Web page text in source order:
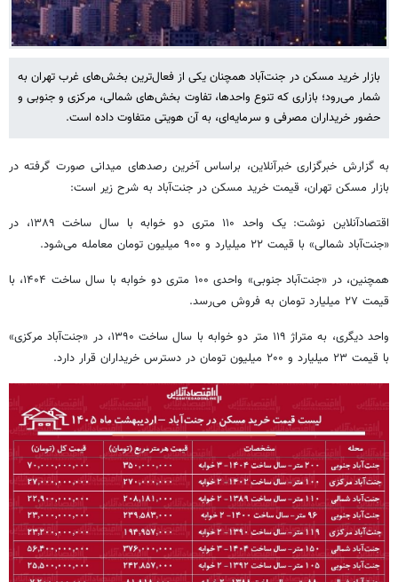
بازار خرید مسکن در جنت‌آباد همچنان یکی از فعال‌ترین بخش‌های غرب تهران به
شمار می‌رود؛ بازاری که تنوع واحدها، تفاوت بخش‌های شمالی، مرکزی و جنوبی و
حضور خریداران مصرفی و سرمایه‌ای، به آن هویتی متفاوت داده است.
به گزارش خبرگزاری خبرآنلاین، براساس آخرین رصدهای میدانی صورت گرفته در
بازار مسکن تهران، قیمت خرید مسکن در جنت‌آباد به شرح زیر است:
اقتصادآنلاین نوشت: یک واحد ۱۱۰ متری دو خوابه با سال ساخت ۱۳۸۹، در
«جنت‌آباد شمالی» با قیمت ۲۲ میلیارد و ۹۰۰ میلیون تومان معامله می‌شود.
همچنین، در «جنت‌آباد جنوبی» واحدی ۱۰۰ متری دو خوابه با سال ساخت ۱۴۰۴، با
قیمت ۲۷ میلیارد تومان به فروش می‌رسد.
واحد دیگری، به متراژ ۱۱۹ متر دو خوابه با سال ساخت ۱۳۹۰، در «جنت‌آباد مرکزی»
با قیمت ۲۳ میلیارد و ۲۰۰ میلیون تومان در دسترس خریداران قرار دارد.